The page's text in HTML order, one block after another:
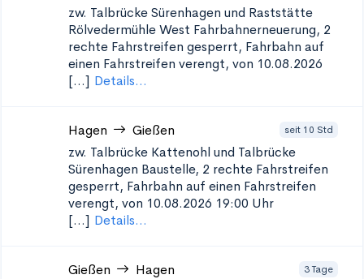
zw. Talbrücke Sürenhagen und Raststätte
Rölvedermühle West Fahrbahnerneuerung, 2
rechte Fahrstreifen gesperrt, Fahrbahn auf
einen Fahrstreifen verengt, von 10.08.2026
[...] Details...
Hagen Gießen seit 10 Std
zw. Talbrücke Kattenohl und Talbrücke
Sürenhagen Baustelle, 2 rechte Fahrstreifen
gesperrt, Fahrbahn auf einen Fahrstreifen
verengt, von 10.08.2026 19:00 Uhr
[...] Details...
Gießen Hagen 3 Tage